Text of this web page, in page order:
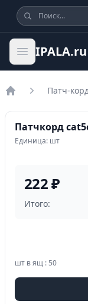
IPALA.ru
Патч-
Патчкорд
Единица: шт
222 ₽
Итого:
шт в ящ : 50